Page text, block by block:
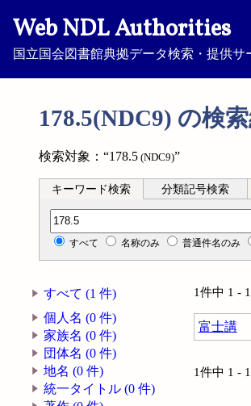
Web NDL Authorities
国立国会図書館典拠データ検索・提供サ
178.5(NDC9) の検
検索対象：“178.5 (NDC9)”
キーワード検索 分類記号検索
分類記号検索
すべて 名称のみ 普通件名のみ
すべて (1 件)
個人名 (0 件)
家族名 (0 件)
団体名 (0 件)
地名 (0 件)
統一タイトル (0 件)
1件中 1 -
富士講
1件中 1 -